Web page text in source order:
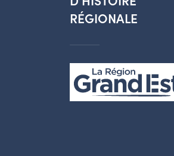
RÉGIONALE